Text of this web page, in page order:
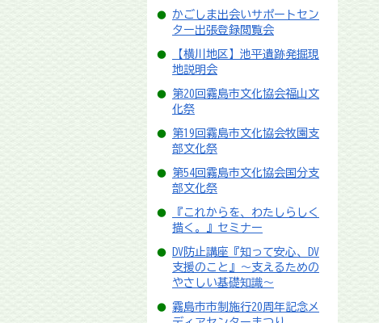
かごしま出会いサポートセン
ター出張登録閲覧会
【横川地区】池平遺跡発掘現
地説明会
第20回霧島市文化協会福山文
化祭
第19回霧島市文化協会牧園支
部文化祭
第54回霧島市文化協会国分支
部文化祭
『これからを、わたしらしく
描く。』セミナー
DV防止講座『知って安心、DV
支援のこと』～支えるための
やさしい基礎知識～
霧島市市制施行20周年記念メ